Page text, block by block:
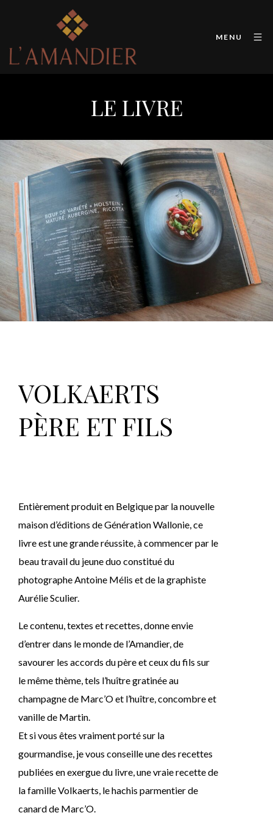
MENU
LE LIVRE
VOLKAERTS
PÈRE ET FILS
Entièrement produit en Belgique par la nouvelle
maison d’éditions de Génération Wallonie, ce
livre est une grande réussite, à commencer par le
beau travail du jeune duo constitué du
photographe Antoine Mélis et de la graphiste
Aurélie Sculier.
Le contenu, textes et recettes, donne envie
d’entrer dans le monde de l’Amandier, de
savourer les accords du père et ceux du fils sur
le même thème, tels l’huître gratinée au
champagne de Marc’O et l’huître, concombre et
vanille de Martin.
Et si vous êtes vraiment porté sur la
gourmandise, je vous conseille une des recettes
publiées en exergue du livre, une vraie recette de
la famille Volkaerts, le hachis parmentier de
canard de Marc’O.